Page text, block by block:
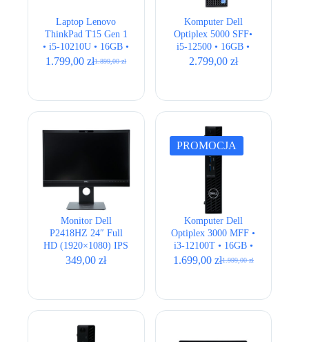
Laptop Lenovo
ThinkPad T15 Gen 1
• i5-10210U • 16GB •
256GB • Intel UHD •
1.899,00zł
Pierwotna
1.899,00 zł.
1.799,00zł
Aktualna
1.799,00 zł.
Komputer Dell
Optiplex 5000 SFF•
i5-12500 • 16GB •
256GB • UHD 770 •
2.799,00 zł
Monitor Dell
P2418HZ 24″ Full
HD (1920×1080) IPS
LED z kamerą i
349,00zł
PROMOCJA
Komputer Dell
Optiplex 3000 MFF •
i3-12100T • 16GB •
256GB • UHD 730
1.999,00zł
Pierwotna
1.999,00 zł.
1.699,00 zł
Aktualna
1.699,00 zł.